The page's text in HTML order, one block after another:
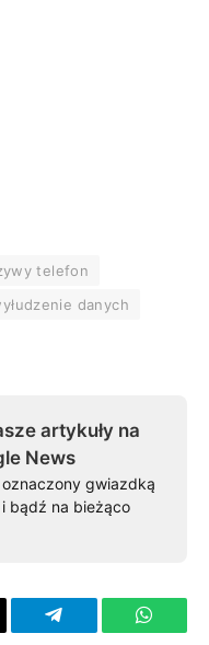
telefon
danych
artykuły na
News
gwiazdką
bądź na bieżąco
Telegram